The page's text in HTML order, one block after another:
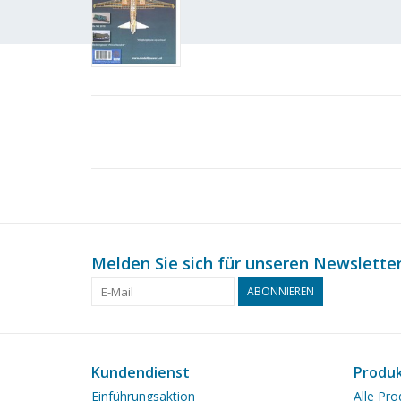
Melden Sie sich für unseren
ABONNIEREN
Kundendienst
Einführungsaktion Alle